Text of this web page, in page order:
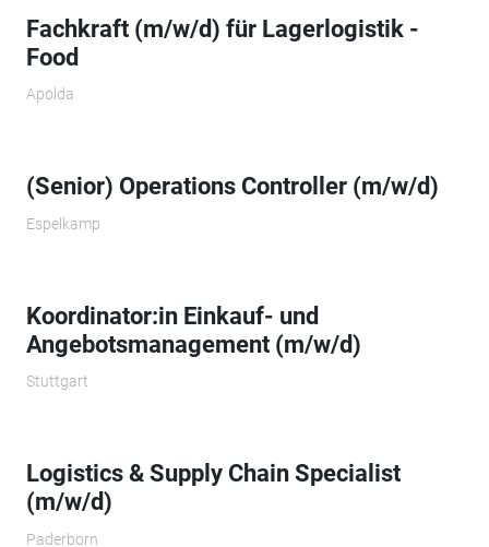
Fachkraft (m/w/d) für Lagerlogistik -
Food
Apolda
(Senior) Operations Controller (m/w/d)
Espelkamp
Koordinator:in Einkauf- und
Angebotsmanagement (m/w/d)
Stuttgart
Logistics & Supply Chain Specialist
(m/w/d)
Paderborn